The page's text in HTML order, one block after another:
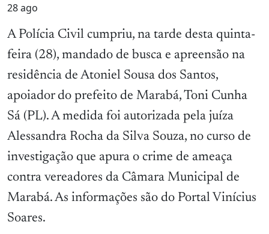
28ago
A Polícia Civil cumpriu, na tarde desta quinta-
feira (28), mandado de busca e apreensão na
residência de Atoniel Sousa dos Santos,
apoiador do prefeito de Marabá, Toni Cunha
Sá (PL). A medida foi autorizada pela juíza
Alessandra Rocha da Silva Souza, no curso de
investigação que apura o crime de ameaça
contra vereadores da Câmara Municipal de
Marabá. As informações são do Portal Vinícius
Soares.